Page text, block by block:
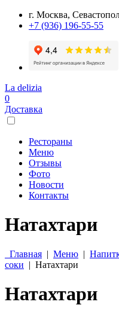
г. Москва,
+7 (936) 196-55-55
La delizia
0
Доставка
Рестораны
Меню
Отзывы
Фото
Новости
Контакты
Натахтари
Главная | Меню |
соки | Натахтари
Натахтари